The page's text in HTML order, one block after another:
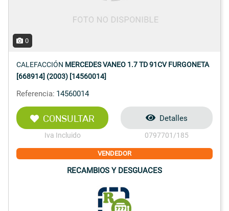
0
CALEFACCIÓN MERCEDES VANEO 1.7 TD 91CV FURGONETA
[668914] (2003) [14560014]
Referencia: 14560014
CONSULTAR
Iva Incluido
Detalles
0797701/185
VENDEDOR
RECAMBIOS Y DESGUACES